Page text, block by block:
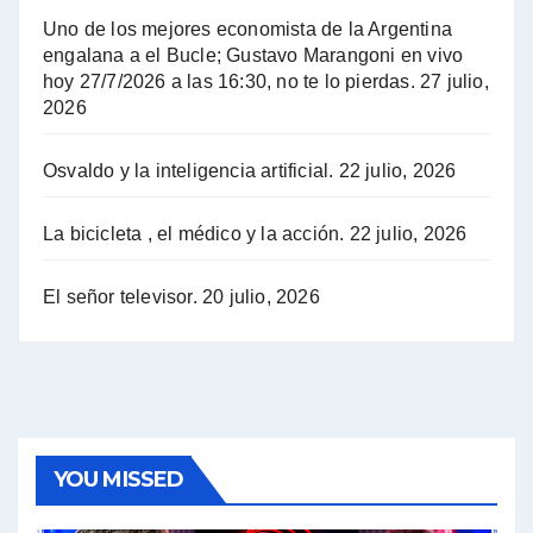
Hugo Yasky : Día de la Militancia - Hugo Yasky con Jorge Gres
Hugo Yasky sobre la Coordinadora de las Industrias de Productos Alimenticios (COPAL) - Hugo Yasky con Jorge Gres
Pablo Moyano sobre el espionaje: "Estos personajes siniestros han hecho mucho daño" - Pablo Moyano con Jorge Gres
Raúl Timerman: sobre la defensa de los Senadores de JxC al acuerdo con el FMI - Raúl Timerman con Jorge Gres
Uno de los mejores economista de la Argentina
engalana a el Bucle; Gustavo Marangoni en vivo
hoy 27/7/2026 a las 16:30, no te lo pierdas. 27 julio,
2026
Osvaldo y la inteligencia artificial. 22 julio, 2026
La bicicleta , el médico y la acción. 22 julio, 2026
El señor televisor. 20 julio, 2026
YOU MISSED